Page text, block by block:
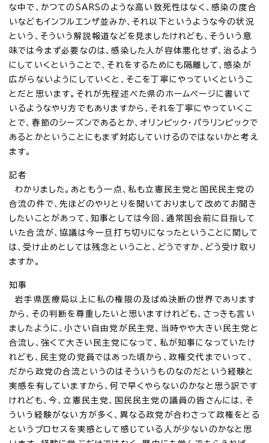
な中で、かつてのSARSのような高い致死性はなく、感染の度合
いなどもインフルエンザ並みか、それ以下というような今の状況
という、そういう解説報道などを見ましたけれども、そういう意
味では今まず必要なのは、感染した人が容体悪化せず、治るよう
にしていくということで、それをするためにも隔離して、感染が
広がらないようにしていくと、そこを丁寧にやっていくというこ
とだと思います。それが先程述べた県のホームページに書いて
いるようなやり方でもありますから、それを丁寧にやっていくこ
とで、春節のシーズンであるとか、オリンピック・パラリンピックで
あるとかということにもまず対応していけるのではないかと考え
ます。
記者
わかりました。あともう一点、私も立憲民主党と国民民主党の
合流の件で、先ほどのやりとりを聞いておりまして改めてお聞き
したいことがあって、知事としては今回、通常国会前に目指して
いた合流が、協議は今一旦打ち切りになったということに関して
は、受け止めとしては残念ということ、どうですか、どう受け取り
ますか。
知事
岩手県医療局以上に私の権限の及ばぬ決断の世界であります
から、その判断を尊重したいと思いますけれども、さっきも言い
ましたように、小さい自由党が民主党、当時やや大きい民主党と
合流し、強くて大きい民主党になって、私が知事になっていたけ
れども、民主党の党員ではあった頃から、政権交代までいって、
だから政党の合流というのはそういうものなのだという経験と
実感を有していますから、何で早くやらないのかなと思う訳です
けれども、今、立憲民主党、国民民主党の議員の皆さんには、そ
ういう経験がない方が多く、異なる政党が合わさって政権をとる
というプロセスを実感として感じている人が少ないのかなと思